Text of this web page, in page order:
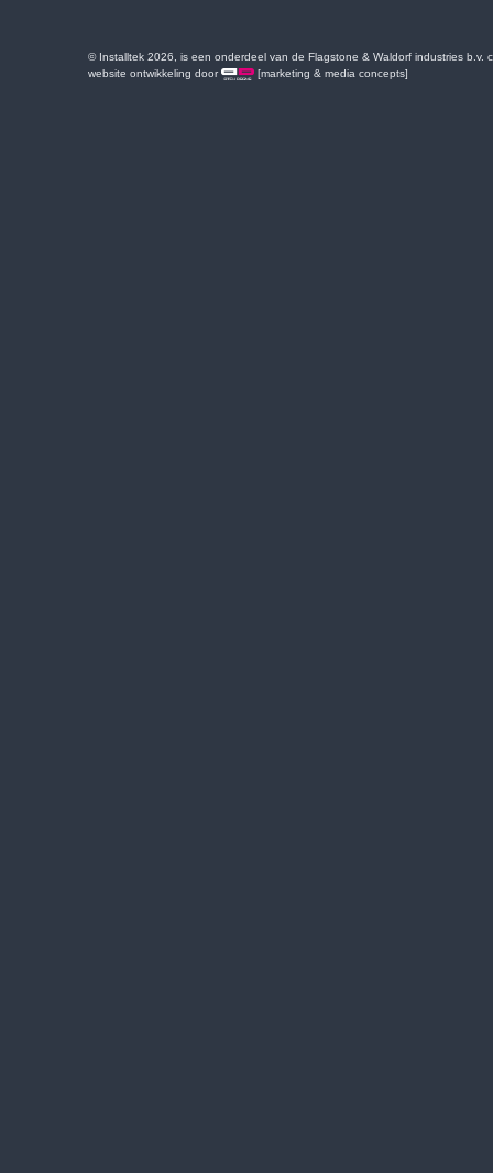
© Installtek 2026, is een onderdeel van de Flagstone & Waldorf industries b.v.
website ontwikkeling door
[marketing & media concepts]